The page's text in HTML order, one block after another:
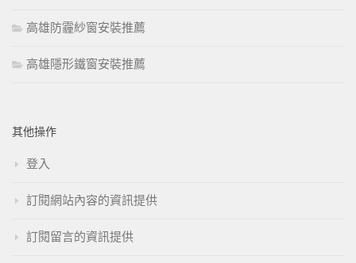
高雄防霾紗窗安裝推薦
高雄隱形鐵窗安裝推薦
其他操作
登入
訂閱網站內容的資訊提供
訂閱留言的資訊提供